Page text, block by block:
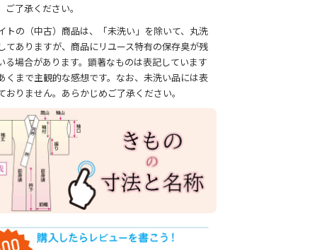
ご了承ください。
トの（中古）商品は、「未洗い」を除いて、丸洗
てありますが、商品にリユース特有の保存臭が残
る場合があります。顕著なものは表記しています
くまで主観的な感想です。なお、未洗い品には表
おりません。あらかじめご了承ください。